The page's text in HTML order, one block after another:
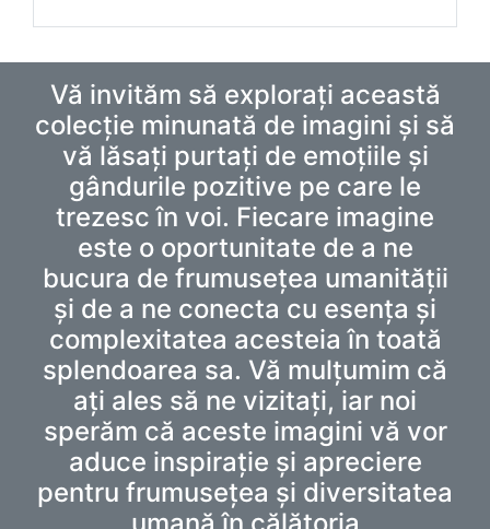
Vă invităm să explorați această
colecție minunată de imagini și să
vă lăsați purtați de emoțiile și
gândurile pozitive pe care le
trezesc în voi. Fiecare imagine
este o oportunitate de a ne
bucura de frumusețea umanității
și de a ne conecta cu esența și
complexitatea acesteia în toată
splendoarea sa. Vă mulțumim că
ați ales să ne vizitați, iar noi
sperăm că aceste imagini vă vor
aduce inspirație și apreciere
pentru frumusețea și diversitatea